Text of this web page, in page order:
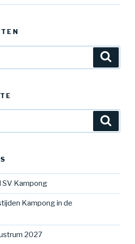
SV Kampong
Kampong in de
2027